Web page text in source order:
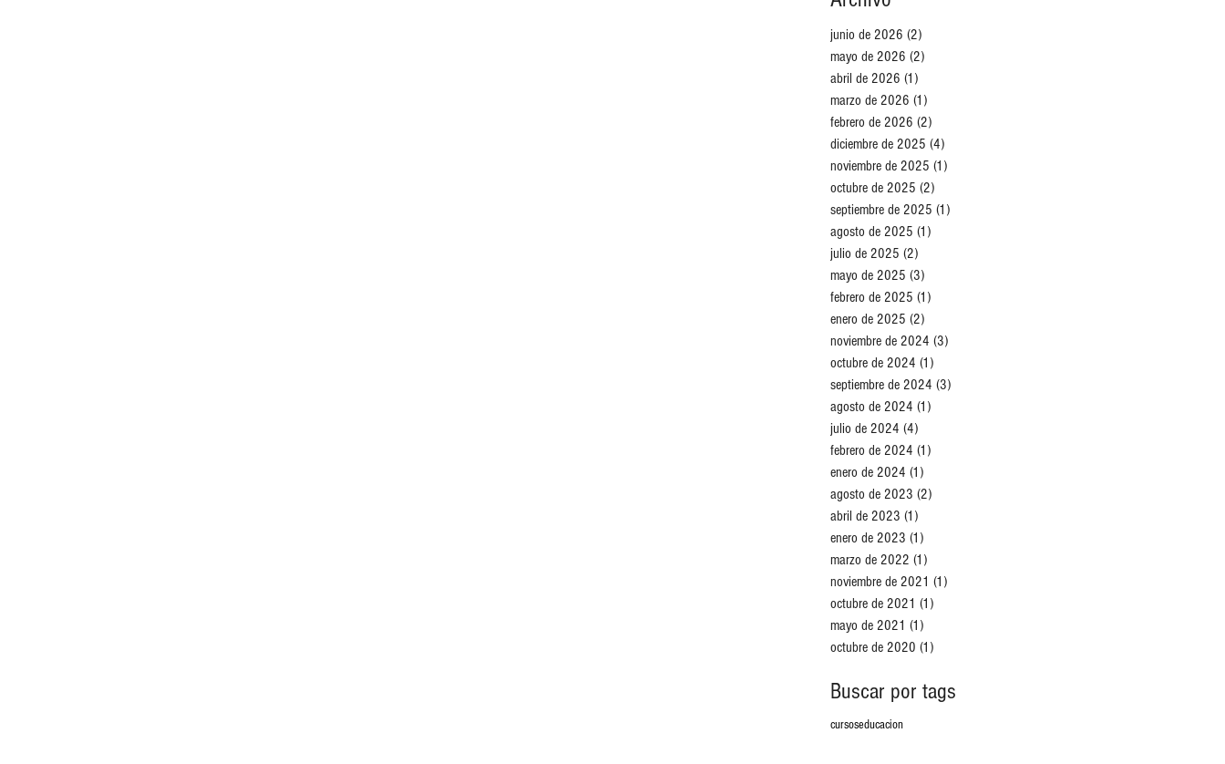
junio de 2026 (2)
mayo de 2026 (2)
abril de 2026 (1)
marzo de 2026 (1)
febrero de 2026 (2)
diciembre de 2025 (4)
noviembre de 2025 (1)
octubre de 2025 (2)
septiembre de 2025 (1)
agosto de 2025 (1)
julio de 2025 (2)
mayo de 2025 (3)
febrero de 2025 (1)
enero de 2025 (2)
noviembre de 2024 (3)
octubre de 2024 (1)
septiembre de 2024 (3)
agosto de 2024 (1)
julio de 2024 (4)
febrero de 2024 (1)
enero de 2024 (1)
agosto de 2023 (2)
abril de 2023 (1)
enero de 2023 (1)
marzo de 2022 (1)
noviembre de 2021 (1)
octubre de 2021 (1)
mayo de 2021 (1)
octubre de 2020 (1)
Buscar por tags
cursoseducacion